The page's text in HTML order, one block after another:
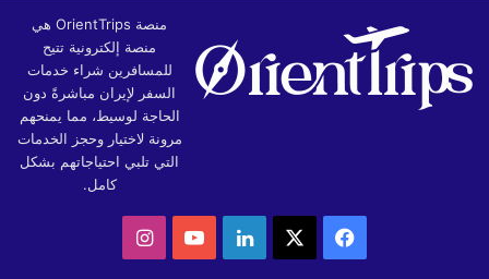
منصة OrientTrips هي
منصة إلكترونية تتيح
للمسافرين شراء خدمات
السفر لإيران مباشرةً دون
الحاجة لوسيط، مما يمنحهم
مرونة لاختيار وحجز الخدمات
التي تلبي احتياجاتهم بشكل
كامل.
فيسبوك لينكدإن‫YouTubeانستقرام